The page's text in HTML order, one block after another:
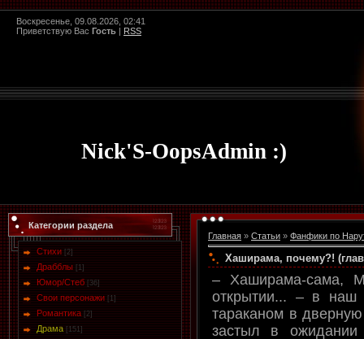
Воскресенье, 09.08.2026, 02:41
Приветствую Вас Гость | RSS
Nick'S-OopsAdmin :)
Категории раздела
Стихи [2]
Драбблы [1]
Юмор/Стеб [36]
Свои персонажи [1]
Романтика [2]
Драма [151]
Главная » Статьи » Фанфики по
Хаширама, почему?!
– Хаширама-сама,
открытии... – в наш
тараканом в
застыл в